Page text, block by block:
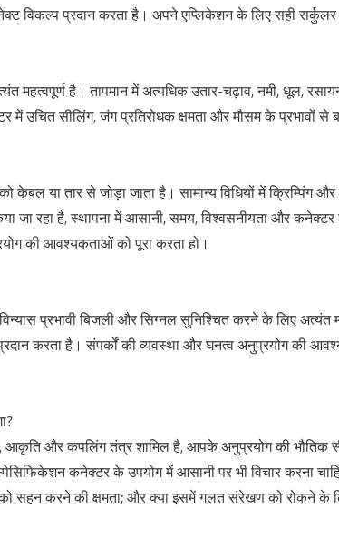
विकल्प प्रदान करता है। अपने एप्लिकेशन के लिए सही
महत्वपूर्ण है। तापमान में अत्यधिक उतार-चढ़ाव, नमी,
उचित सीलिंग, जंग प्रतिरोधक क्षमता और मौसम के प्रभावों
केबल या तार से जोड़ा जाता है। सामान्य विधियों में क्रिम्पिंग
जा रहा है, स्थापना में आसानी, समय, विश्वसनीयता और
की आवश्यकताओं को पूरा करता हो।
प्रभावी बिजली और सिग्नल सुनिश्चित करने के लिए
करता है। संपर्कों की व्यवस्था और घनत्व अनुप्रयोग की
आकृति और कपलिंग तंत्र शामिल है, आपके अनुप्रयोग की
कनेक्टर के उपयोग में आसानी पर भी विचार करना
सहन करने की क्षमता; और क्या इसमें गलत संरेखण को रोकने के